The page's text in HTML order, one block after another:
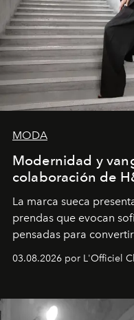
MODA
Modernidad y
colaboración de
La marca sueca
prendas que evocan
pensadas para
Disponible en Chile
03.08.2026 por L'Officiel